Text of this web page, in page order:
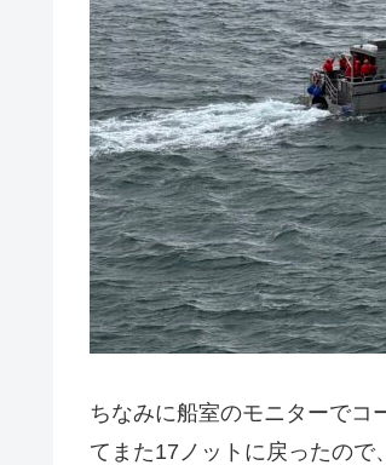
ちなみに船室のモニターでコ
てまた17ノットに戻ったので